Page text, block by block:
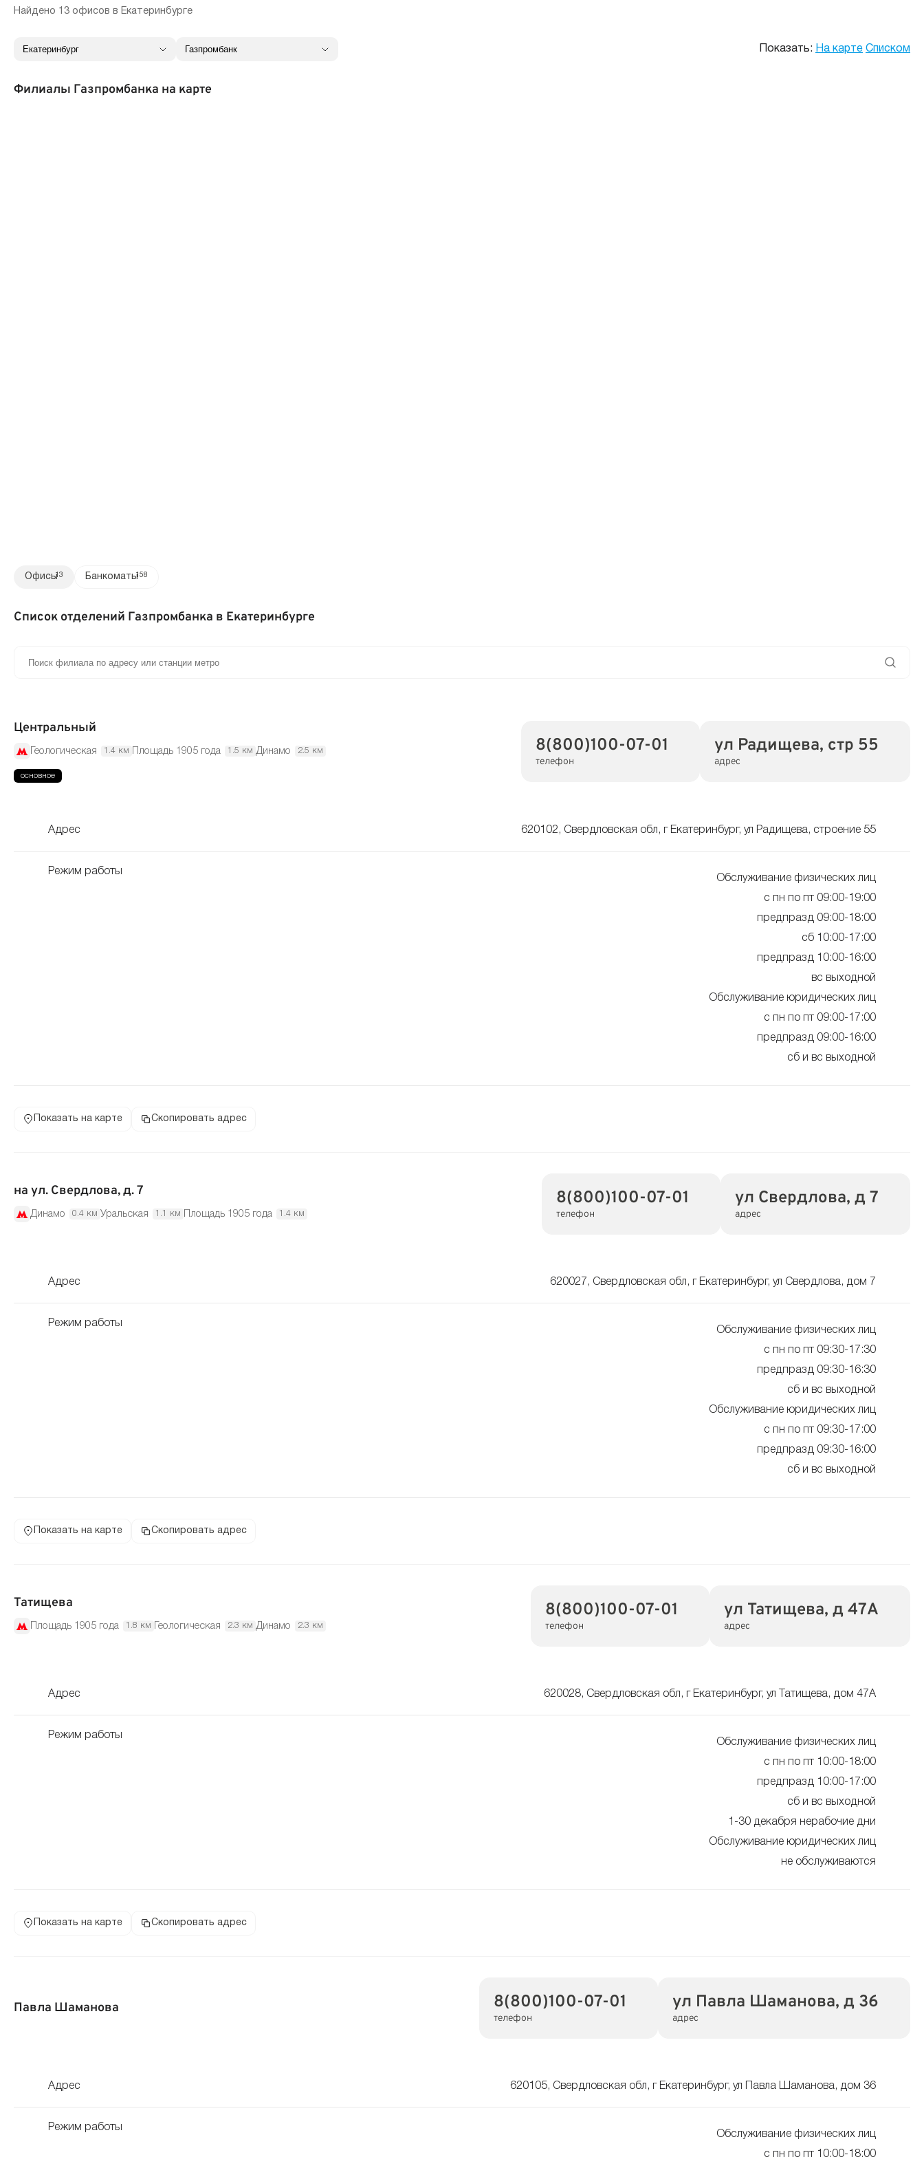
Найдено 13 офисов в Екатеринбурге
Показать: На карте Списком
Филиалы Газпромбанка на карте
Офисы13 Банкоматы158
Список отделений Газпромбанка в Екатеринбурге
Центральный
Геологическая 1.4 км Площадь 1905 года 1.5 км Динамо 2.5 км 8(800)100-07-01
телефон
ул Радищева, стр 55
адрес
Адрес 620102, Свердловская обл, г Екатеринбург, ул Радищева, строение 55
Режим работы
Обслуживание физических лиц
с пн по пт 09:00-19:00
предпразд 09:00-18:00
сб 10:00-17:00
предпразд 10:00-16:00
вс выходной
Обслуживание юридических лиц
с пн по пт 09:00-17:00
предпразд 09:00-16:00
сб и вс выходной
Показать на карте Скопировать адрес
на ул. Свердлова, д. 7
Динамо 0.4 км Уральская 1.1 км Площадь 1905 года 1.4 км
8(800)100-07-01
телефон
ул Свердлова, д 7
адрес
Адрес 620027, Свердловская обл, г Екатеринбург, ул Свердлова, дом 7
Режим работы
Обслуживание физических лиц
с пн по пт 09:30-17:30
предпразд 09:30-16:30
сб и вс выходной
Обслуживание юридических лиц
с пн по пт 09:30-17:00
предпразд 09:30-16:00
сб и вс выходной
Показать на карте Скопировать адрес
Татищева
Площадь 1905 года 1.8 км Геологическая 2.3 км Динамо 2.3 км
8(800)100-07-01
телефон
ул Татищева, д 47А
адрес
Адрес 620028, Свердловская обл, г Екатеринбург, ул Татищева, дом 47А
Режим работы
Обслуживание физических лиц
с пн по пт 10:00-18:00
предпразд 10:00-17:00
сб и вс выходной
1-30 декабря нерабочие дни
Обслуживание юридических лиц
не обслуживаются
Показать на карте Скопировать адрес
Павла Шаманова 8(800)100-07-01
телефон
ул Павла Шаманова, д 36
адрес
Адрес 620105, Свердловская обл, г Екатеринбург, ул Павла Шаманова, дом 36
Режим работы
Обслуживание физических лиц
с пн по пт 10:00-18:00